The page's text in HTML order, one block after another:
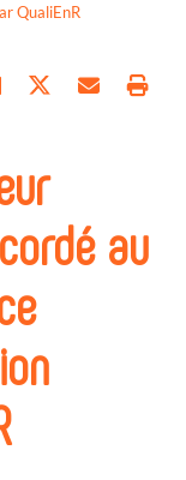
QualiEnR
au